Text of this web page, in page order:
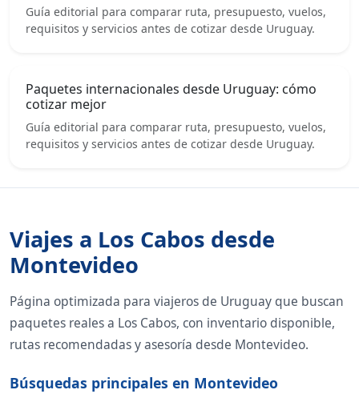
Guía editorial para comparar ruta, presupuesto, vuelos,
requisitos y servicios antes de cotizar desde Uruguay.
Paquetes internacionales desde Uruguay: cómo
cotizar mejor
Guía editorial para comparar ruta, presupuesto, vuelos,
requisitos y servicios antes de cotizar desde Uruguay.
Viajes a Los Cabos desde
Montevideo
Página optimizada para viajeros de Uruguay que buscan
paquetes reales a Los Cabos, con inventario disponible,
rutas recomendadas y asesoría desde Montevideo.
Búsquedas principales en Montevideo